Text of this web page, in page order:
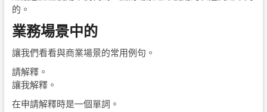
的。
業務場景中的
讓我們看看與商業場景的常用例句。
請解釋。
讓我解釋。
在申請解釋時是一個單詞。